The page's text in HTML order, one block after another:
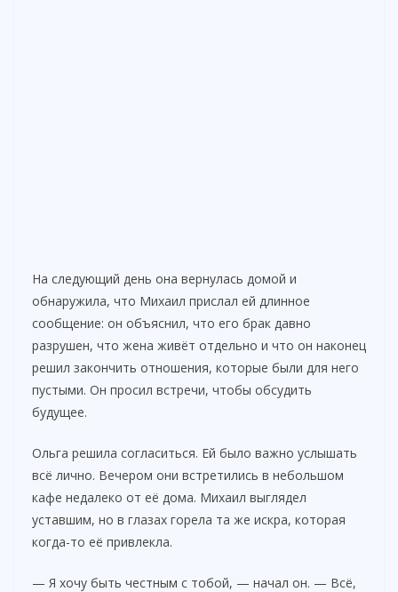
На следующий день она вернулась домой и
обнаружила, что Михаил прислал ей длинное
сообщение: он объяснил, что его брак давно
разрушен, что жена живёт отдельно и что он наконец
решил закончить отношения, которые были для него
пустыми. Он просил встречи, чтобы обсудить
будущее.
Ольга решила согласиться. Ей было важно услышать
всё лично. Вечером они встретились в небольшом
кафе недалеко от её дома. Михаил выглядел
уставшим, но в глазах горела та же искра, которая
когда-то её привлекла.
— Я хочу быть честным с тобой, — начал он. — Всё,